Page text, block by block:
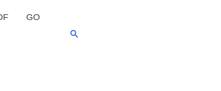
GO
Pesquisar